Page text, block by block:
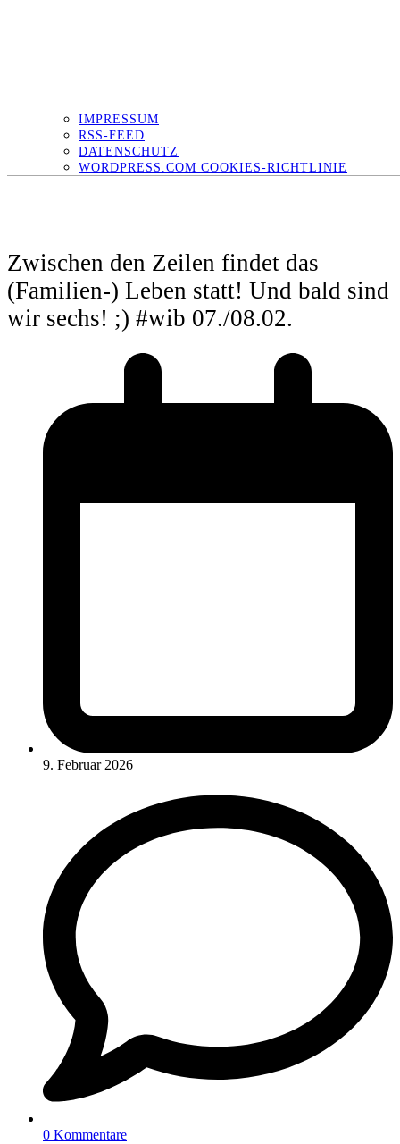
IMPRESSUM
RSS-FEED
DATENSCHUTZ
WORDPRESS.COM COOKIES-RICHTLINIE
Zwischen den Zeilen findet das
(Familien-) Leben statt! Und bald sind
wir sechs! ;) #wib 07./08.02.
9. Februar 2026
0 Kommentare